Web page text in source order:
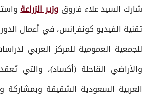
شارك السيد علاء فاروق وزير الزراعة
تقنية الفيديو كونفرانس، في أعمال
للجمعية العمومية للمركز العربي
والأراضي القاحلة (أكساد)، والتي
العربية السعودية الشقيقة وبمشاركة